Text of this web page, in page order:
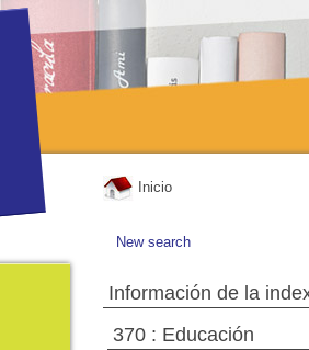
Inicio
New search
Información de la
370 : Educación